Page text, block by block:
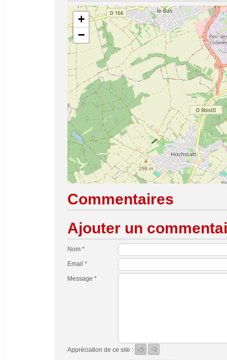
+
−
Commentaires
Ajouter un
Nom *
Email *
Message *
Appréciation de ce site :